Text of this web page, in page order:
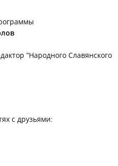
"Народного Славянского
с друзьями: